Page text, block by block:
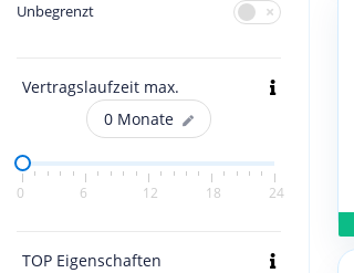
Unbegrenzt
Vertragslaufzeit max.
0 Monate
0 6 12 18 24
TOP Eigenschaften